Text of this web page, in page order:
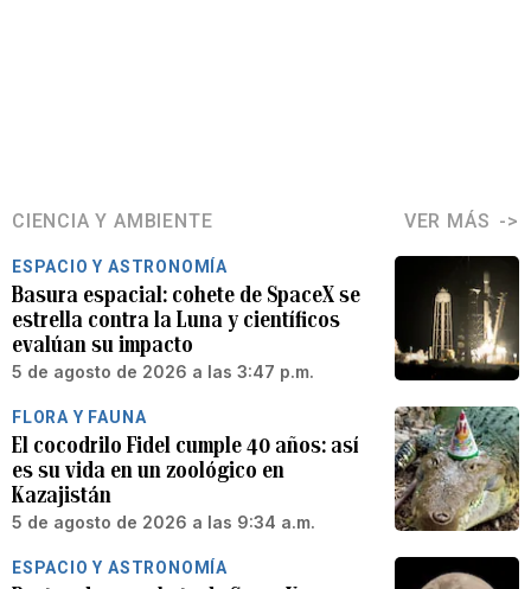
CIENCIA Y AMBIENTE VER MÁS
ESPACIO Y ASTRONOMÍA
Basura espacial: cohete de SpaceX se
estrella contra la Luna y científicos
evalúan su impacto
5 de agosto de 2026 a las 3:47 p.m.
FLORA Y FAUNA
El cocodrilo Fidel cumple 40 años: así
es su vida en un zoológico en
Kazajistán
5 de agosto de 2026 a las 9:34 a.m.
ESPACIO Y ASTRONOMÍA